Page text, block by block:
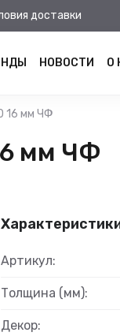
доставки
НОВОСТИ О
16 мм ЧФ
мм ЧФ
Артикул:
Толщина (мм):
Декор: